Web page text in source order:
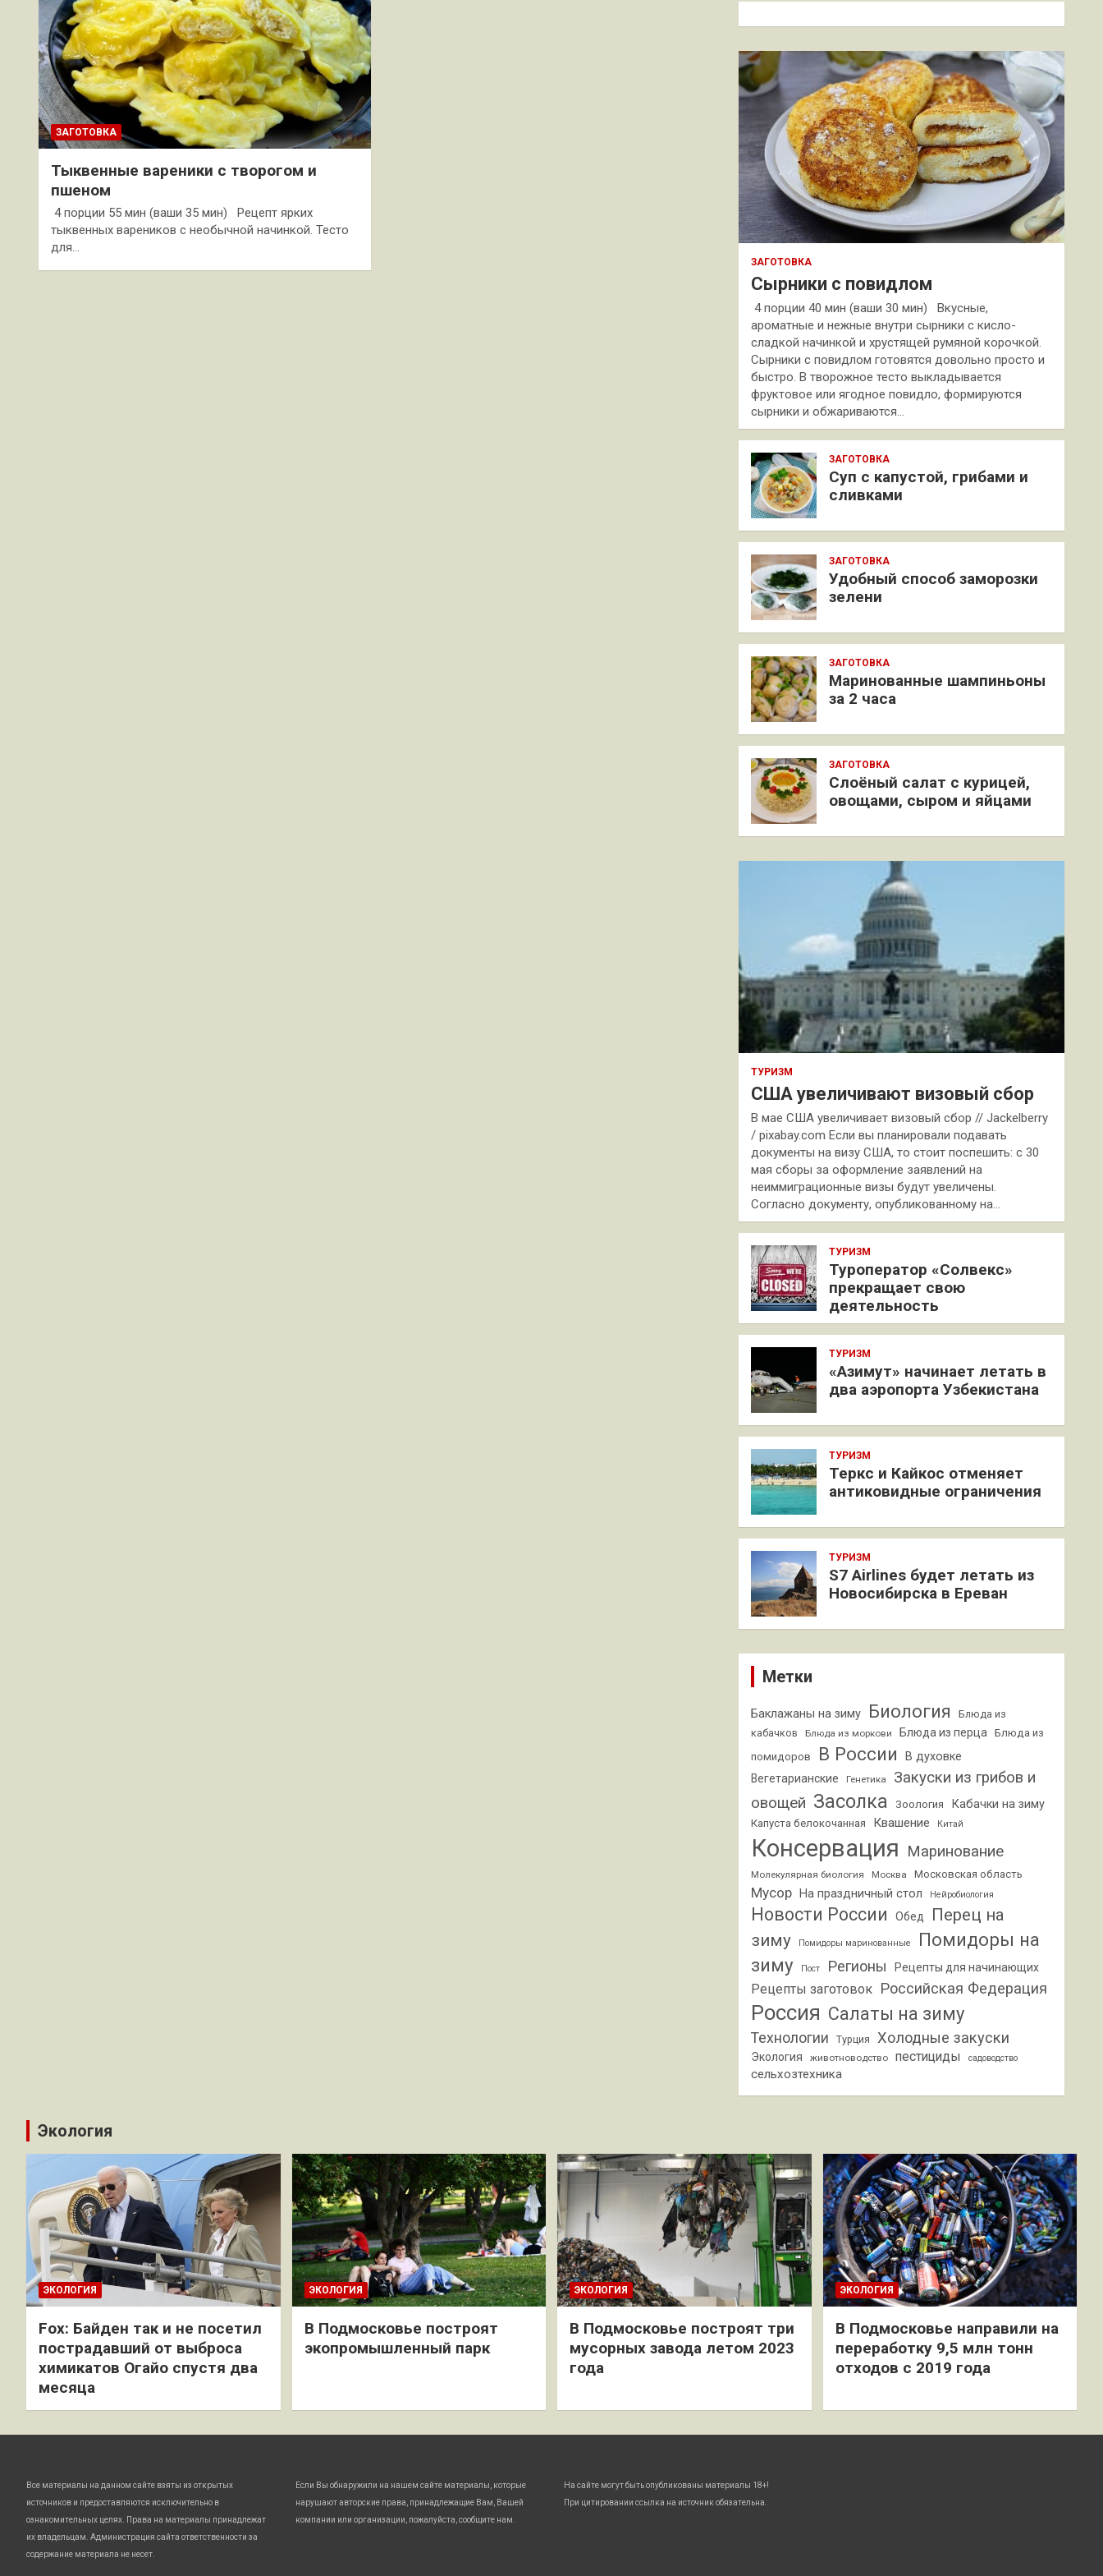
ЗАГОТОВКА
Тыквенные вареники с творогом и
пшеном
4 порции 55 мин (ваши 35 мин) Рецепт ярких
тыквенных вареников с необычной начинкой. Тесто
для…
к
ЗАГОТОВКА
Сырники с повидлом
4 порции 40 мин (ваши 30 мин) Вкусные,
ароматные и нежные внутри сырники с кисло-
сладкой начинкой и хрустящей румяной корочкой.
Сырники с повидлом готовятся довольно просто и
быстро. В творожное тесто выкладывается
фруктовое или ягодное повидло, формируются
сырники и обжариваются…
ЗАГОТОВКА
Суп с капустой, грибами и
сливками
ЗАГОТОВКА
Удобный способ заморозки
зелени
ЗАГОТОВКА
Маринованные шампиньоны
за 2 часа
ЗАГОТОВКА
Слоёный салат с курицей,
овощами, сыром и яйцами
ТУРИЗМ
США увеличивают визовый сбор
В мае США увеличивает визовый сбор // Jackelberry
/ pixabay.com Если вы планировали подавать
документы на визу США, то стоит поспешить: с 30
мая сборы за оформление заявлений на
неиммиграционные визы будут увеличены.
Согласно документу, опубликованному на…
ТУРИЗМ
Туроператор «Солвекс»
прекращает свою
деятельность
ТУРИЗМ
«Азимут» начинает летать в
два аэропорта Узбекистана
ТУРИЗМ
Теркс и Кайкос отменяет
антиковидные ограничения
ТУРИЗМ
S7 Airlines будет летать из
Новосибирска в Ереван
Метки
Баклажаны на зиму Биология
Блюда из
кабачков
Блюда из моркови Блюда из перца
Блюда из
помидоров
В России В духовке
Вегетарианские Генетика
Закуски из грибов и
овощей Засолка Зоология Кабачки на зиму
Капуста белокочанная Квашение Китай
Консервация Маринование
Молекулярная биология Москва Московская область
Мусор На праздничный стол Нейробиология
Новости России Обед
Перец на
зиму
Помидоры маринованные
Помидоры на
зиму
Пост Регионы Рецепты для начинающих
Рецепты заготовок Российская Федерация
Россия Салаты на зиму
Технологии Турция Холодные закуски
Экология животноводство пестициды садоводство
сельхозтехника
Экология
ЭКОЛОГИЯ
Fox: Байден так и не посетил
пострадавший от выброса
химикатов Огайо спустя два
месяца
ЭКОЛОГИЯ
В Подмосковье построят
экопромышленный парк
ЭКОЛОГИЯ
В Подмосковье построят три
мусорных завода летом 2023
года
ЭКОЛОГИЯ
В Подмосковье направили на
переработку 9,5 млн тонн
отходов с 2019 года
Все материалы на данном сайте взяты из открытых
источников и предоставляются исключительно в
ознакомительных целях. Права на материалы принадлежат
их владельцам. Администрация сайта ответственности за
содержание материала не несет.
Если Вы обнаружили на нашем сайте материалы, которые
нарушают авторские права, принадлежащие Вам, Вашей
компании или организации, пожалуйста, сообщите нам.
На сайте могут быть опубликованы материалы 18+!
При цитировании ссылка на источник обязательна.